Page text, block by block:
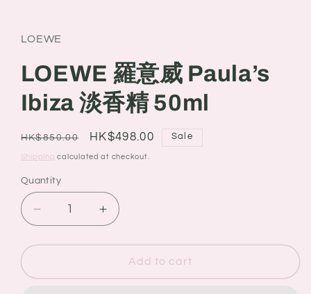
LOEWE
LOEWE 羅意威 Paula’s
Ibiza 淡香精 50ml
Regular
price
HK$850.00
Sale
price
HK$498.00 Sale
Shipping calculated at checkout.
Quantity
Quantity
Decrease
quantity
for
羅
Increase
quantity
for
LOEWE
羅
Add to cart